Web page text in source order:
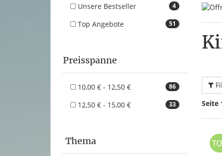
Seite
4
Unsere Bestseller
51
Top Angebote
Preisspanne
86
10,00 € - 12,50 €
33
12,50 € - 15,00 €
Thema